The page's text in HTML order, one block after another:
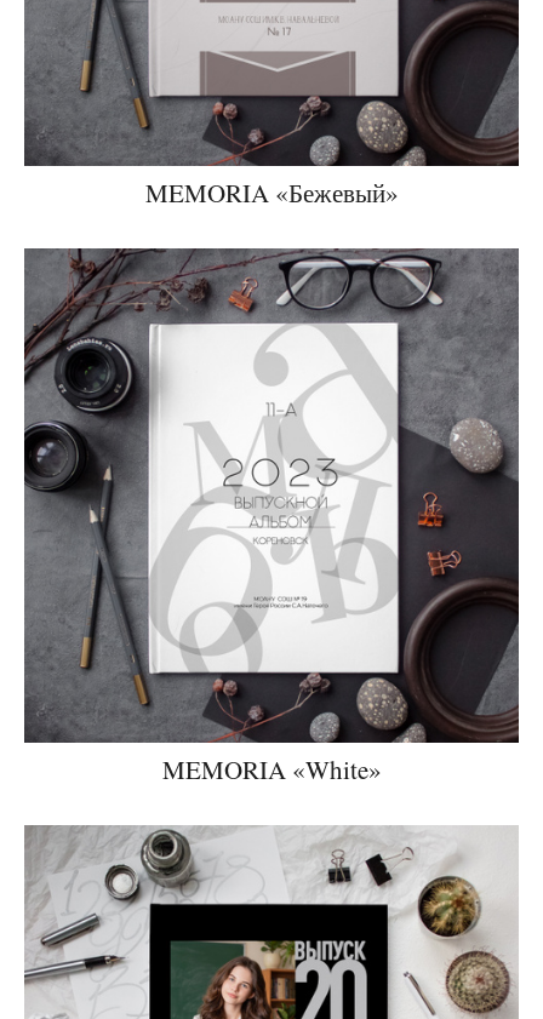
MEMORIA «Бежевый»
MEMORIA «White»